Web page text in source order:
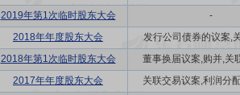
2019年第1次临时股东大会
-
2018年年度股东大会
发行公司债券的议案,
2018年第1次临时股东大会
董事换届议案,购并,关
2017年年度股东大会
关联交易议案,利润分